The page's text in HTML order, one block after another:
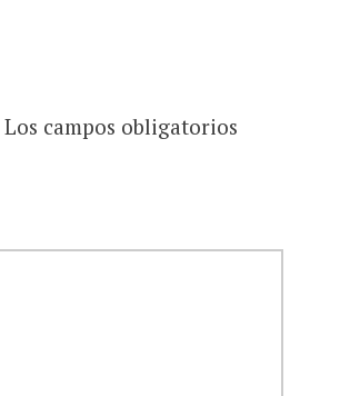
Los campos obligatorios